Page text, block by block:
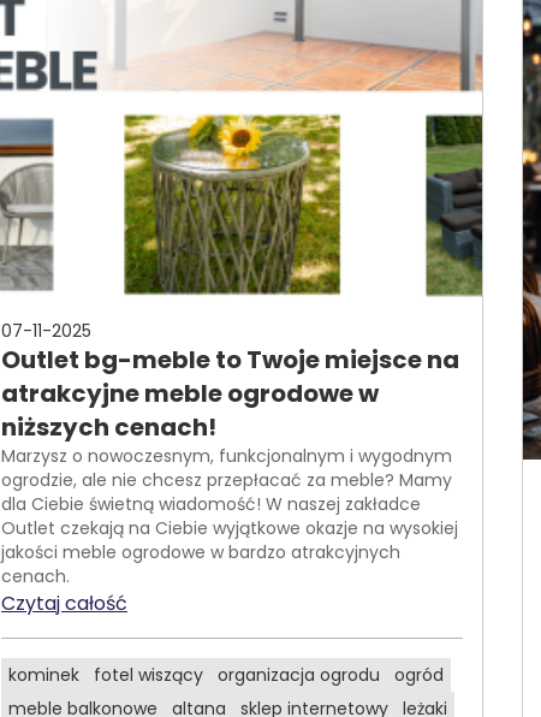
07-11-2025
Outlet bg-meble to Twoje miejsce na
atrakcyjne meble ogrodowe w
niższych cenach!
Marzysz o nowoczesnym, funkcjonalnym i wygodnym
ogrodzie, ale nie chcesz przepłacać za meble? Mamy
dla Ciebie świetną wiadomość! W naszej zakładce
Outlet czekają na Ciebie wyjątkowe okazje na wysokiej
jakości meble ogrodowe w bardzo atrakcyjnych
cenach.
Czytaj całość
kominek fotel wiszący organizacja ogrodu
ogród
meble balkonowe
altana sklep internetowy leżaki